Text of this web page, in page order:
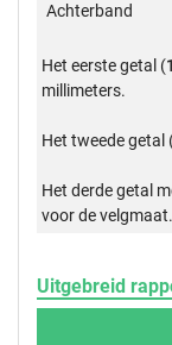
Achterband
Het eerste getal (
millimeters.
Het tweede getal
Het derde getal
voor de
Uitgebreid